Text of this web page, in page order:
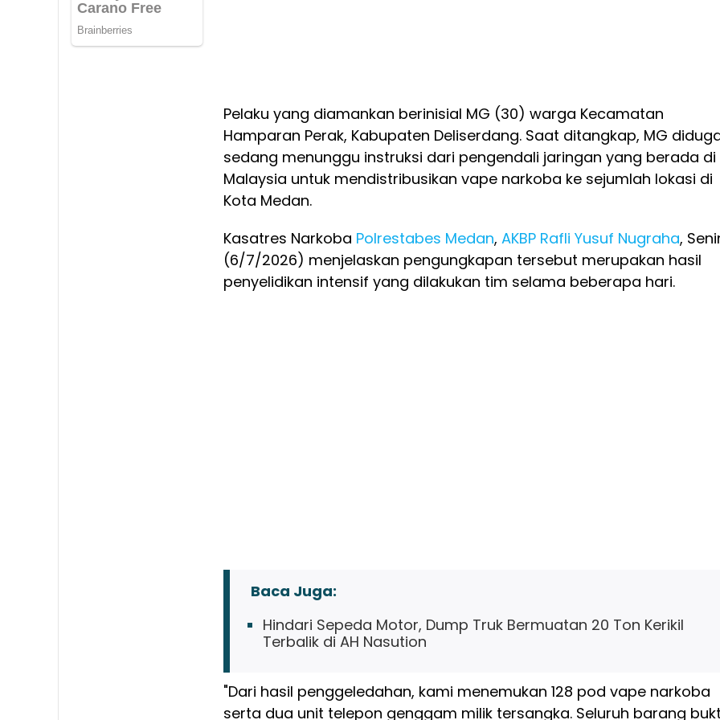
Pelaku yang diamankan berinisial MG (30) warga Kecamatan
Hamparan Perak, Kabupaten Deliserdang. Saat ditangkap, MG
sedang menunggu instruksi dari pengendali jaringan yang berada di
Malaysia untuk mendistribusikan vape narkoba ke sejumlah lokasi di
Kota Medan.
Kasatres Narkoba Polrestabes Medan, AKBP Rafli Yusuf Nugraha,
(6/7/2026) menjelaskan pengungkapan tersebut merupakan hasil
penyelidikan intensif yang dilakukan tim selama beberapa hari.
Baca Juga:
Hindari Sepeda Motor, Dump Truk Bermuatan 20 Ton Kerikil
Terbalik di AH Nasution
"Dari hasil penggeledahan, kami menemukan 128 pod vape narkoba
serta dua unit telepon genggam milik tersangka. Seluruh barang